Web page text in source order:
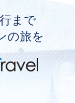
まで
の旅を